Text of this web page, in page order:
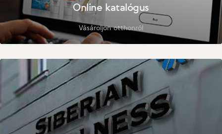
Online katalógus
Vásároljon otthonról